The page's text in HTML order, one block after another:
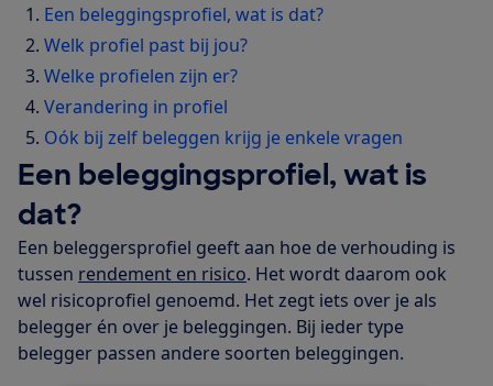
Een beleggingsprofiel, wat is dat?
Welk profiel past bij jou?
Welke profielen zijn er?
Verandering in profiel
Oók bij zelf beleggen krijg je enkele vragen
Een beleggingsprofiel, wat is
dat?
Een beleggersprofiel geeft aan hoe de verhouding is
tussen rendement en risico. Het wordt daarom ook
wel risicoprofiel genoemd. Het zegt iets over je als
belegger én over je beleggingen. Bij ieder type
belegger passen andere soorten beleggingen.